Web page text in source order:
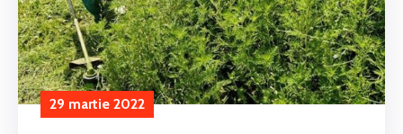
TRANSPARENȚĂ
DECIZIONALĂ
CONSILIUL
LOCAL29 martie 2022